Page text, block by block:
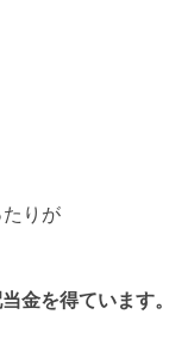
りが
金を得ています。